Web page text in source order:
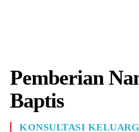
Pemberian
Baptis
KONSULTASI